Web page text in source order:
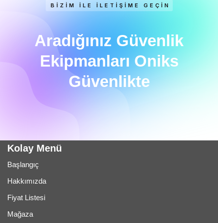
BIZIM İLE İLETIŞIME GEÇIN
Aradığınız Güvenlik
Ekipmanları Oniks
Güvenlikte
Kolay Menü
Başlangıç
Hakkımızda
Fiyat Listesi
Mağaza